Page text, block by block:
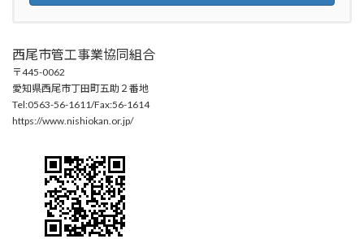
西尾市管工事業協同組合
〒445-0062
愛知県西尾市丁田町五助２番地
Tel:0563-56-1611/Fax:56-1614
https://www.nishiokan.or.jp/